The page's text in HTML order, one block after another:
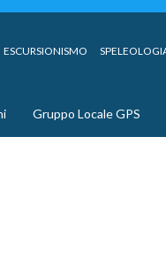
ESCURSIONISMO
Gruppo Locale GPS